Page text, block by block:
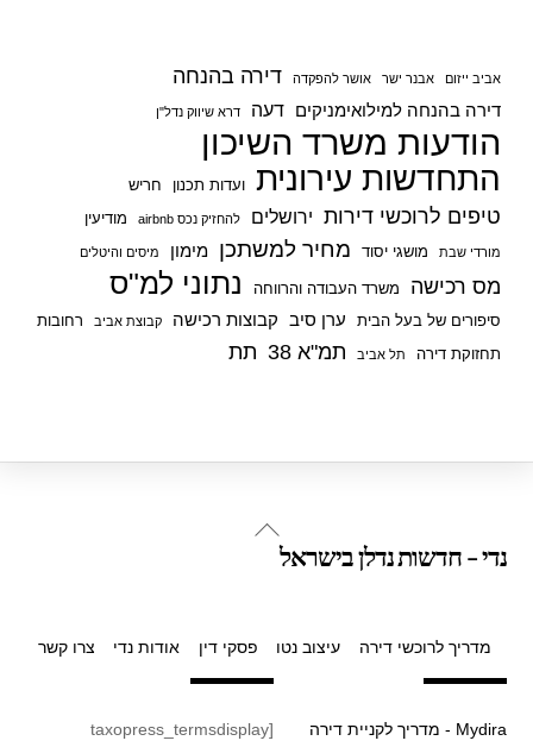
אביב ייזום אבנר ישר אושר להפקדה דירה בהנחה
דירה בהנחה למילואימניקים דעה דרא שיווק נדל"ן
הודעות משרד השיכון
התחדשות עירונית ועדות תכנון חריש
טיפים לרוכשי דירות ירושלים להחזיק נכס airbnb מודיעין
מורדי שבת מושגי יסוד מחיר למשתכן מימון מיסים והיטלים
מס רכישה משרד העבודה והרווחה נתוני למ"ס
סיפורים של בעל הבית ערן סיב קבוצות רכישה קבוצת אביב
רחובות
תחזוקת דירה
תל אביב תמ"א 38 תת
Back
נדי - חדשות נדלן בישראל
מדריך לרוכשי דירה עיצוב נטו פסקי דין אודות נדי צרו קשר
Mydira - מדריך לקניית דירה [taxopress_termsdisplay